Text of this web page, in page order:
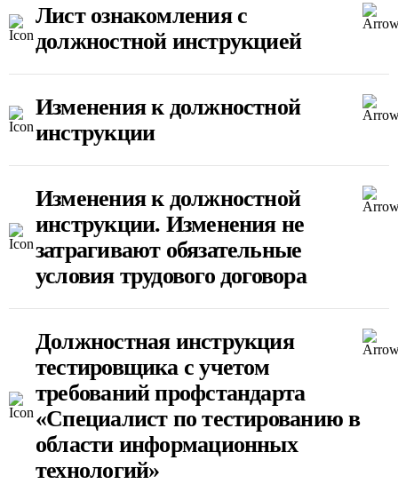
Лист ознакомления с
должностной инструкцией
Изменения к должностной
инструкции
Изменения к должностной
инструкции. Изменения не
затрагивают обязательные
условия трудового договора
Должностная инструкция
тестировщика с учетом
требований профстандарта
«Специалист по тестированию в
области информационных
технологий»